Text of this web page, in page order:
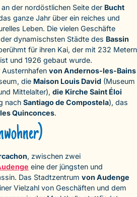
an der nordöstlichen Seite der Bucht
ganze Jahr über ein reiches und
Leben. Die vielen Geschäfte
dynamischsten Städte des Bassin
für ihren Kai, der mit 232 Metern
und 1926 gebaut wurde.
von Andernos-les-Bains
die Maison Louis David (Museum
Mittelalter), die Kirche Saint Éloi
nach Santiago de Compostela), das
les Quinconces.
, zwischen zwei
eine der jüngsten und
Das Stadtzentrum von Audenge
Vielzahl von Geschäften und dem